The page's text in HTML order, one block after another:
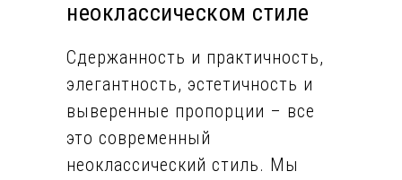
неоклассическом стиле
Сдержанность и практичность,
элегантность, эстетичность и
выверенные пропорции – все
это современный
неоклассический стиль. Мы